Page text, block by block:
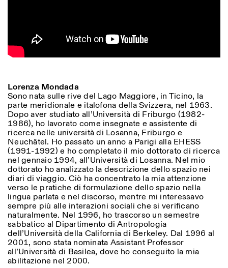
Lorenza Mondada
Sono nata sulle rive del Lago Maggiore, in Ticino, la
parte meridionale e italofona della Svizzera, nel 1963.
Dopo aver studiato all’Università di Friburgo (1982-
1986), ho lavorato come insegnate e assistente di
ricerca nelle università di Losanna, Friburgo e
Neuchâtel. Ho passato un anno a Parigi alla EHESS
(1991-1992) e ho completato il mio dottorato di ricerca
nel gennaio 1994, all’Università di Losanna. Nel mio
dottorato ho analizzato la descrizione dello spazio nei
diari di viaggio. Ciò ha concentrato la mia attenzione
verso le pratiche di formulazione dello spazio nella
lingua parlata e nel discorso, mentre mi interessavo
sempre più alle interazioni sociali che si verificano
naturalmente. Nel 1996, ho trascorso un semestre
sabbatico al Dipartimento di Antropologia
dell’Università della California di Berkeley. Dal 1996 al
2001, sono stata nominata Assistant Professor
all’Università di Basilea, dove ho conseguito la mia
abilitazione nel 2000.